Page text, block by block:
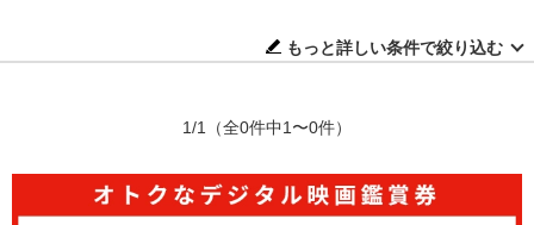
もっと詳しい条件で絞り込む
1/1 （全0件中1〜0件）